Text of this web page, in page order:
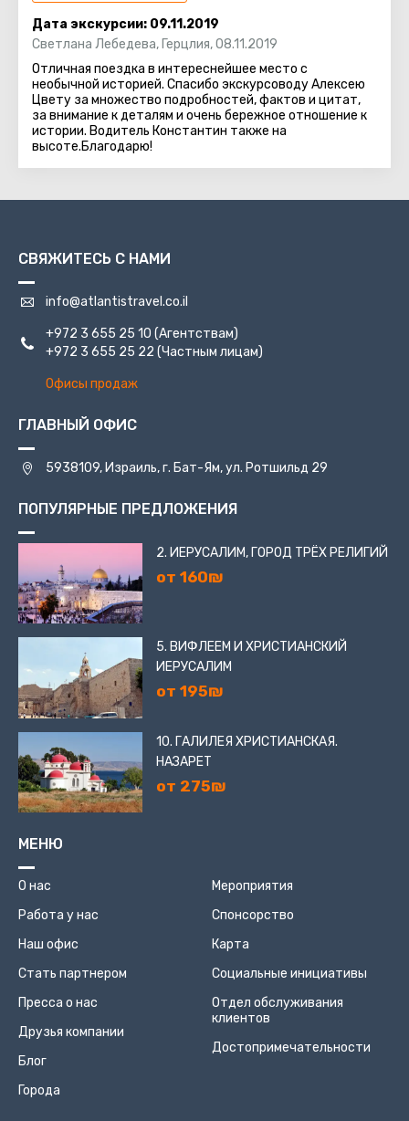
Дата экскурсии: 09.11.2019
Светлана Лебедева, Герцлия,08.11.2019
Отличная поездка в интереснейшее место с
необычной историей. Спасибо экскурсоводу Алексею
Цвету за множество подробностей, фактов и цитат,
за внимание к деталям и очень бережное отношение к
истории. Водитель Константин также на
высоте.Благодарю!
СВЯЖИТЕСЬ С НАМИ
info@atlantistravel.co.il
+972 3 655 25 10 (Агентствам)
+972 3 655 25 22 (Частным лицам)
Офисы продаж
ГЛАВНЫЙ ОФИС
5938109, Израиль, г. Бат-Ям, ул. Ротшильд 29
ПОПУЛЯРНЫЕ ПРЕДЛОЖЕНИЯ
2. ИЕРУСАЛИМ, ГОРОД ТРЁХ РЕЛИГИЙ
от 160₪
5. ВИФЛЕЕМ И ХРИСТИАНСКИЙ
ИЕРУСАЛИМ
от 195₪
10. ГАЛИЛЕЯ ХРИСТИАНСКАЯ.
НАЗАРЕТ
от 275₪
МЕНЮ
О нас
Работа у нас
Наш офис
Стать партнером
Пресса о нас
Друзья компании
Блог
Города
Мероприятия
Спонсорство
Карта
Социальные инициативы
Отдел обслуживания
клиентов
Достопримечательности